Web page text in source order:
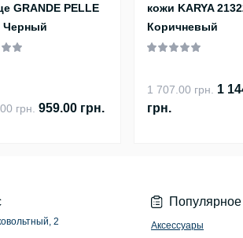
GRANDE PELLE
Черный
грн. 959.00 грн.
кожи KARYA
Коричневый
1 707.00 грн.
1
грн.
2
Популярное
Аксессуары